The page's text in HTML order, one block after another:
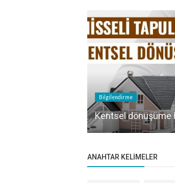
Bilgilendirme
Kentsel dönüşüme
ANAHTAR KELIMELER